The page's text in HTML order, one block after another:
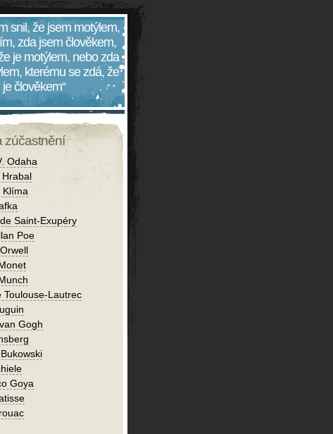
snil, že jsem motýlem,
zda jsem člověkem,
je motýlem, nebo zda
kterému se zdá, že
je člověkem“
zúčastnění
Odaha
Hrabal
Klíma
Saint-Exupéry
Poe
Toulouse-Lautrec
Gogh
Goya